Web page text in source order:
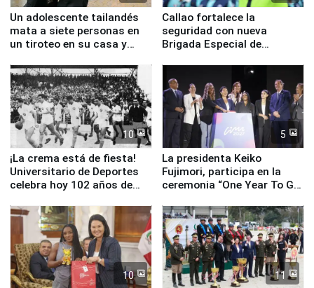
Un adolescente tailandés
mata a siete personas en
un tiroteo en su casa y
Callao fortalece la
seguridad con nueva
Brigada Especial de
equipamiento para
Serenazgo
10
¡La crema está de fiesta!
Universitario de Deportes
celebra hoy 102 años de
5
La presidenta Keiko
Fujimori, participa en la
ceremonia “One Year To Go
10 11